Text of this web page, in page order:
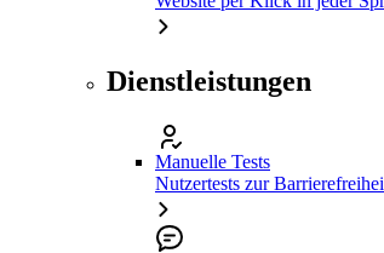
Dienstleistungen
Manuelle Tests
Nutzertests zur